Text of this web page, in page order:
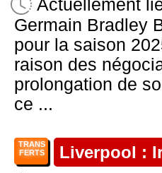
Actuellement
Germain Bradley
pour la saison
raison des
prolongation de
ce ...
TRANS
FERTS
Liverpool :